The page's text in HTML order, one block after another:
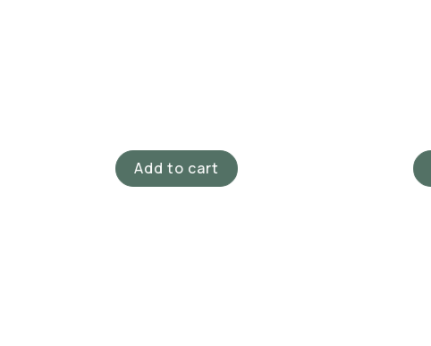
Add to cart